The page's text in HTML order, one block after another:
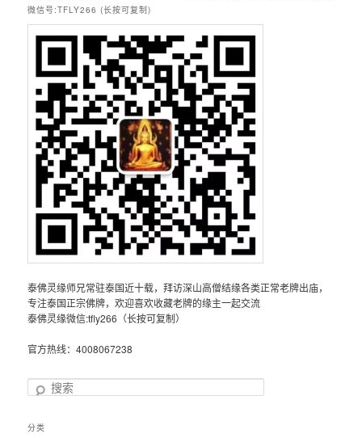
微信号:TFLY266 (长按可复制)
泰佛灵缘师兄常驻泰国近十载，拜访深山高僧结缘各类正常老牌出庙，
专注泰国正宗佛牌，欢迎喜欢收藏老牌的缘主一起交流
泰佛灵缘微信:tfly266（长按可复制）
官方热线：4008067238
搜
分类